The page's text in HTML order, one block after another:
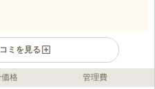
ミを見る
格 管理費